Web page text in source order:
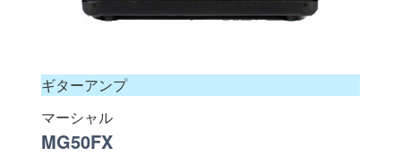
ギターアンプ
マーシャル
MG50FX